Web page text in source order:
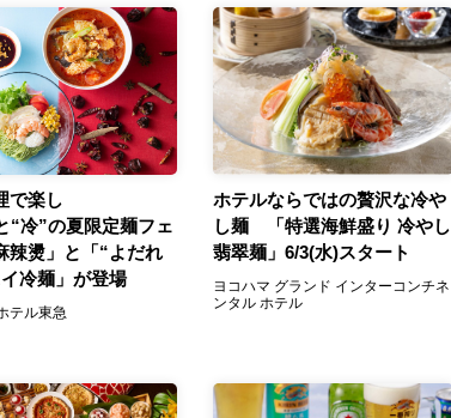
で楽し
“冷”の夏限定麺フェ
燙」と「“よだれ
冷麺」が登場
テル東急
ホテルならではの贅沢な冷や
し麺 「特選海鮮盛り 冷やし
翡翠麺」6/3(水)スタート
ヨコハマ グランド インターコンチネ
ンタル ホテル